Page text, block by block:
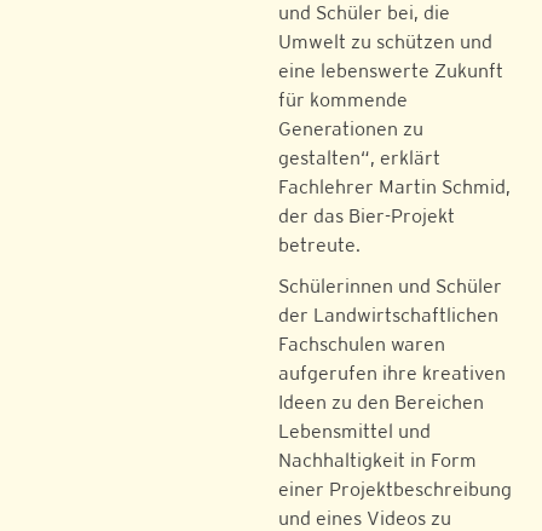
und Schüler bei, die
Umwelt zu schützen und
eine lebenswerte Zukunft
für kommende
Generationen zu
gestalten“, erklärt
Fachlehrer Martin Schmid,
der das Bier-Projekt
betreute.
Schülerinnen und Schüler
der Landwirtschaftlichen
Fachschulen waren
aufgerufen ihre kreativen
Ideen zu den Bereichen
Lebensmittel und
Nachhaltigkeit in Form
einer Projektbeschreibung
und eines Videos zu